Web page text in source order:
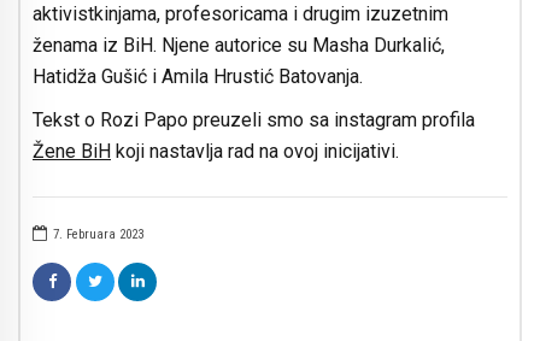
7. Februara 2023
aktivistkinjama, profesoricama i drugim izuzetnim
ženama iz BiH. Njene autorice su Masha Durkalić,
Hatidža Gušić i Amila Hrustić Batovanja.
Tekst o Rozi Papo preuzeli smo sa instagram profila
Žene BiH koji nastavlja rad na ovoj inicijativi.